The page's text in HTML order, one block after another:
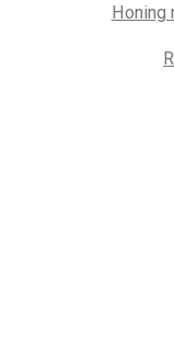
Honing